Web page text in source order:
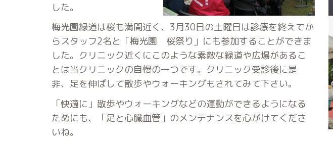
した。
梅光園緑道は桜も満開近く、3月30日の土曜日は診療を終えてか
らスタッフ2名と「梅光園 桜祭り」にも参加することができま
した。クリニック近くにこのような素敵な緑道や広場があるこ
とは当クリニックの自慢の一つです。クリニック受診後に是
非、足を伸ばして散歩やウォーキングもされてみて下さい。
「快適に」散歩やウォーキングなどの運動ができるようになる
ためにも、「足と心臓血管」のメンテナンスを心がけてくださ
いね。